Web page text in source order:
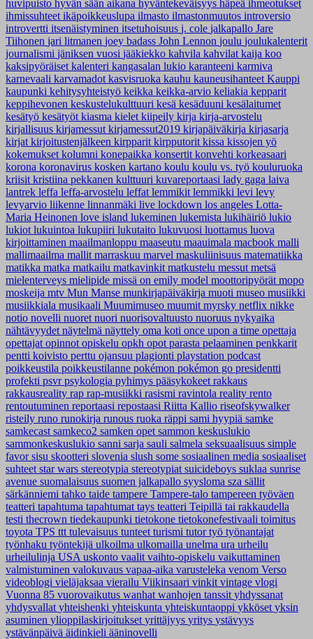
huvipuisto hyvän sään aikana hyväntekeväisyys häpeä ihmeotukset
ihmissuhteet ikäpoikkeuslupa ilmasto ilmastonmuutos introversio
introvertti itsenäistyminen itsetuhoisuus j. cole jalkapallo Jare
Tiihonen jari litmanen joey badass John Lennon joulu joulukalenterit
journalismi jäniksen vuosi jääkiekko kahvila kahvilat kaija koo
kaksipyöräiset kalenteri kangasalan lukio karanteeni karmiva
karnevaali karvamadot kasvisruoka kauhu kauneusihanteet Kauppi
kaupunki kehitysyhteistyö keikka keikka-arvio keliakia kepparit
keppihevonen keskustelukulttuuri kesä kesäduuni kesälaitumet
kesätyö kesätyöt kiasma kielet kiipeily kirja kirja-arvostelu
kirjallisuus kirjamessut kirjamessut2019 kirjapäiväkirja kirjasarja
kirjat kirjoitustenjälkeen kirpparit kirpputorit kissa kissojen yö
kokemukset kolumni konepaikka konsertit konvehti korkeasaari
korona koronavirus kosken kartano koulu koulu vs. työ kouluruoka
kriisit kristiina pekkanen kulttuuri kuvareportaasi lady gaga laiva
lantrek leffa leffa-arvostelu leffat lemmikit lemmikki levi levy
levyarvio liikenne linnanmäki live lockdown los angeles Lotta-
Maria Heinonen love island lukeminen lukemista lukihäiriö lukio
lukiot lukuintoa lukupiiri lukutaito lukuvuosi luottamus luova
kirjoittaminen maailmanloppu maaseutu maauimala macbook malli
mallimaailma mallit marraskuu marvel maskuliinisuus matematiikka
matikka matka matkailu matkavinkit matkustelu messut metsä
mielenterveys mielipide missä on emily model moottoripyörät mopo
moskeija mtv Mun Manse munkirjapäiväkirja muoti museo musiikki
musiikkiala musikaali Muumimuseo muumit myrsky netflix nikke
notio novelli nuoret nuori nuorisovaltuusto nuoruus nykyaika
nähtävyydet näytelmä näyttely oma koti once upon a time opettaja
opettajat opinnot opiskelu opkh opot parasta pelaaminen penkkarit
pentti koivisto perttu ojansuu plagionti playstation podcast
poikkeustila poikkeustilanne pokémon pokémon go presidentti
profekti psvrpsykologia pyhimys pääsykokeet rakkaus
rakkausreality rap rap-musiikki rasismi ravintola reality rento
rentoutuminen reportaasi repostaasi Riitta Kallio riseofskywalker
risteily runo runokirja runous ruoka räppi sami hyypiä samke
samkecast samkeco2 samken opet sammon keskuslukio
sammonkeskuslukio sanni sarja sauli salmela seksuaalisuus simple
favorsisu skootteri slovenia slush some sosiaalinen media sosiaaliset
suhteet star wars stereotypia stereotypiat suicideboys suklaa sunrise
avenue suomalaisuus suomen jalkapallo syysloma sza sällit
särkänniemi tahko taide tampere Tampere-talo tampereen työväen
teatteri tapahtuma tapahtumat tays teatteri Teipillä tai rakkaudella
testi thecrown tiedekaupunki tietokone tietokonefestivaali toimitus
toyota TPS ttt tulevaisuus tunteet turismi tutortyö työnantajat
työnhaku työntekijä ulkoilma ulkomailla unelma ura urheilu
urheilulinja USA uskonto vaalit vaihto-opiskelu vaikuttaminen
valmistuminen valokuvaus vapaa-aika varusteleka venom Verso
videoblogi vieläjaksaa vierailu Viikinsaari vinkit vintage vlogi
Vuonna 85 vuorovaikutus wanhat wanhojen tanssit yhdyssanat
yhdysvallat yhteishenki yhteiskunta yhteiskuntaoppi ykköset yksin
asuminen ylioppilaskirjoitukset yrittäjyys yritys ystävyys
ystävänpäivä äidinkieli ääninovelli